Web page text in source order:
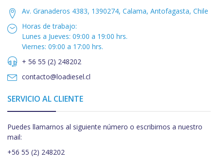
Av. Granaderos 4383, 1390274, Calama, Antofagasta, Chile
Horas de trabajo:
Lunes a Jueves: 09:00 a 19:00 hrs.
Viernes: 09:00 a 17:00 hrs.
+ 56 55 (2) 248202
contacto@loadiesel.cl
SERVICIO AL CLIENTE
Puedes llamarnos al siguiente número o escribirnos a nuestro
mail:
+56 55 (2) 248202